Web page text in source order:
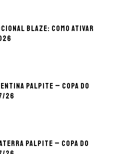
Blaze: como ativar
palpite – Copa do
26
palpite – Copa do